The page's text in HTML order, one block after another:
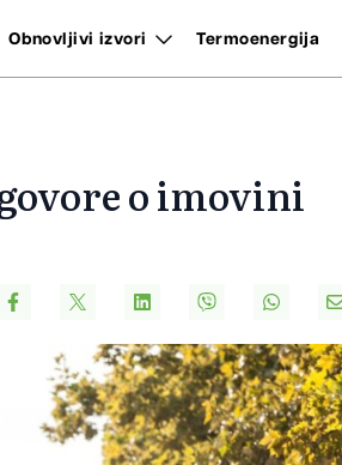
Obnovljivi izvori Termoenergija
o imovini